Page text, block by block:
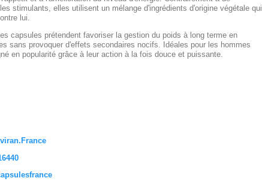
stimulants, elles utilisent un mélange d'ingrédients d'origine végétale qui
lui.
capsules prétendent favoriser la gestion du poids à long terme en
sans provoquer d'effets secondaires nocifs. Idéales pour les hommes
en popularité grâce à leur action à la fois douce et puissante.